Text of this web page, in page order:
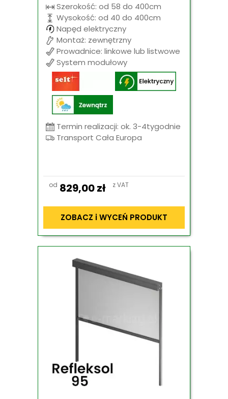
Szerokość: od 58 do 400cm
Wysokość: od 40 do 400cm
Napęd elektryczny
Montaż: zewnętrzny
Prowadnice: linkowe lub listwowe
System modułowy
Termin realizacji: ok. 3-4tygodnie
Transport Cała Europa
od 829,00zł z VAT
ZOBACZ i WYCEŃ PRODUKT